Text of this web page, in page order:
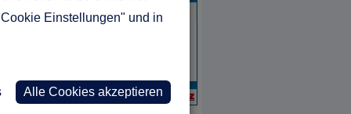
Einstellungen" und in
Alle Cookies akzeptieren